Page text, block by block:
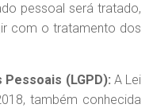
pessoal será tratado,
com o tratamento dos
(LGPD): A Lei
também conhecida